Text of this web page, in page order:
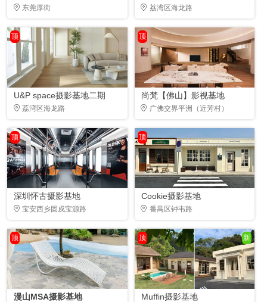
东莞厚街 荔湾区海龙路
顶
U&P space摄影基地二期
荔湾区海龙路
顶
尚梵【佛山】影视基地
广佛交界平洲（近芳村）
顶
深圳怀古摄影基地
宝安西乡固戍宝源路
顶
Cookie摄影基地
番禺区钟韦路
顶
漫山MSA摄影基地
新
顶
Muffin摄影基地